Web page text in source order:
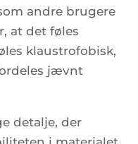
andre brugere
at det føles
klaustrofobisk,
jævnt
detalje, der